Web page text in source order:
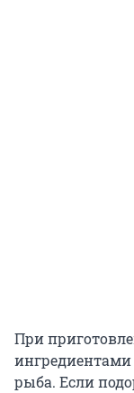
При
ингредиентами
рыба. Если